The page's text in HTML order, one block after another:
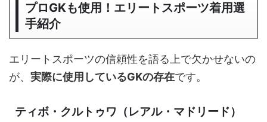
プロGKも使用！エリートスポーツ着用選
手紹介
エリートスポーツの信頼性を語る上で欠かせないの
が、 実際に使用しているGKの存在です。
ティボ・クルトゥワ（レアル・マドリード）